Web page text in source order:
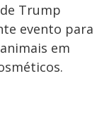
Trump
evento para
em